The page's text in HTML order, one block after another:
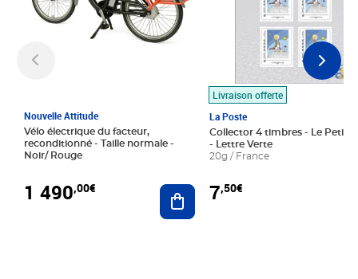
Nouvelle Attitude
Vélo électrique du facteur,
reconditionné - Taille normale -
Noir/ Rouge
1 490,00€ Ajouter au panier
Livraison offerte
La Poste
Collector 4 timbres - Le Petit
- Lettre Verte
20g / France
7,50€